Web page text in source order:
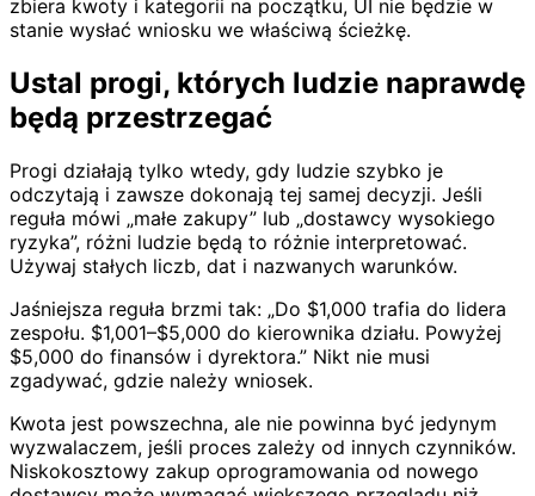
zbiera kwoty i kategorii na początku, UI nie będzie w
stanie wysłać wniosku we właściwą ścieżkę.
Ustal progi, których ludzie naprawdę
będą przestrzegać
Progi działają tylko wtedy, gdy ludzie szybko je
odczytają i zawsze dokonają tej samej decyzji. Jeśli
reguła mówi „małe zakupy” lub „dostawcy wysokiego
ryzyka”, różni ludzie będą to różnie interpretować.
Używaj stałych liczb, dat i nazwanych warunków.
Jaśniejsza reguła brzmi tak: „Do $1,000 trafia do lidera
zespołu. $1,001–$5,000 do kierownika działu. Powyżej
$5,000 do finansów i dyrektora.” Nikt nie musi
zgadywać, gdzie należy wniosek.
Kwota jest powszechna, ale nie powinna być jedynym
wyzwalaczem, jeśli proces zależy od innych czynników.
Niskokosztowy zakup oprogramowania od nowego